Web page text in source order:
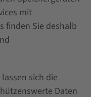
mit
finden Sie deshalb
sich die
Daten